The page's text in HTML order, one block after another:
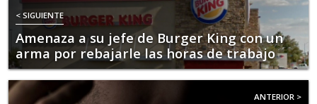
< SIGUIENTE
Amenaza a su jefe de Burger King con un
arma por rebajarle las horas de trabajo
ANTERIOR >